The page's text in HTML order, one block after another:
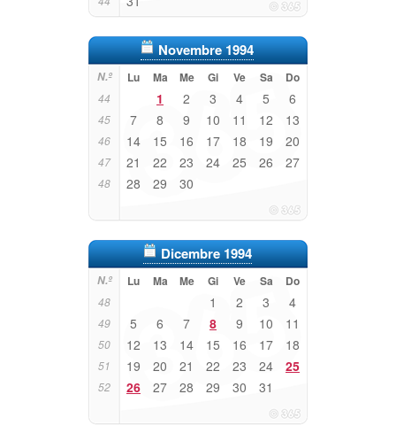
Novembre 1994
N.º Lu Ma Me Gi Ve Sa Do
44 1 2 3 4 5 6
45 7 8 9 10 11 12 13
46 14 15 16 17 18 19 20
47 21 22 23 24 25 26 27
48 28 29 30
Dicembre 1994
N.º Lu Ma Me Gi Ve Sa Do
48 1 2 3 4
49 5 6 7 8 9 10 11
50 12 13 14 15 16 17 18
51 19 20 21 22 23 24 25
52 26 27 28 29 30 31